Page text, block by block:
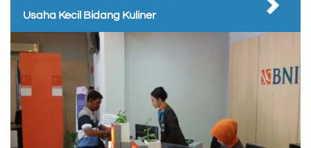
Usaha Kecil Bidang Kuliner